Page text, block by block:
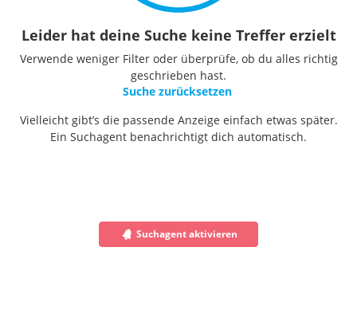
Leider hat deine Suche keine Treffer erzielt
Verwende weniger Filter oder überprüfe, ob du alles richtig
geschrieben hast.
Suche zurücksetzen
Vielleicht gibt’s die passende Anzeige einfach etwas später.
Ein Suchagent benachrichtigt dich automatisch.
Suchagent aktivieren